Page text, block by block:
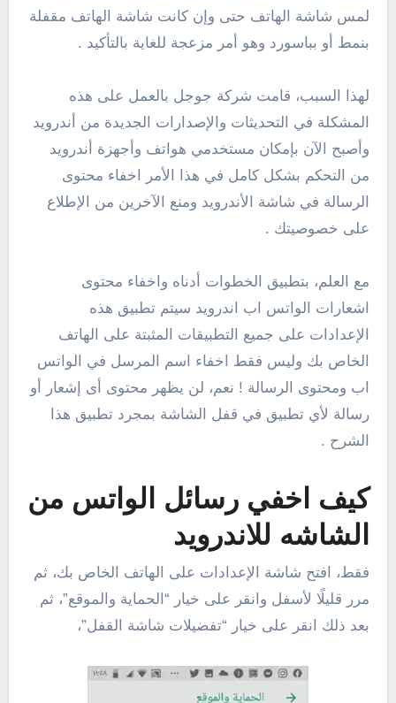
لمس شاشة الهاتف حتى وإن كانت شاشة الهاتف مقفلة
بنمط أو بباسورد وهو أمر مزعجة للغاية بالتأكيد .
لهذا السبب، قامت شركة جوجل بالعمل على هذه
المشكلة في التحديثات والإصدارات الجديدة من أندرويد
وأصبح الآن بإمكان مستخدمي هواتف وأجهزة أندرويد
من التحكم بشكل كامل في هذا الأمر اخفاء محتوى
الرسالة في شاشة الأندرويد ومنع الآخرين من الإطلاع
على خصوصيتك .
مع العلم، بتطبيق الخطوات أدناه واخفاء محتوى
اشعارات الواتس اب اندرويد سيتم تطبيق هذه
الإعدادات على جميع التطبيقات المثبتة على الهاتف
الخاص بك وليس فقط اخفاء اسم المرسل في الواتس
اب ومحتوى الرسالة ! نعم، لن يظهر محتوى أى إشعار أو
رسالة لأي تطبيق في قفل الشاشة بمجرد تطبيق هذا
الشرح .
كيف اخفي رسائل الواتس من
الشاشه للاندرويد
فقط، افتح شاشة الإعدادات على الهاتف الخاص بك، ثم
مرر قليلًا لأسفل وانقر على خيار “الحماية والموقع”، ثم
بعد ذلك انقر على خيار “تفضيلات شاشة القفل”،